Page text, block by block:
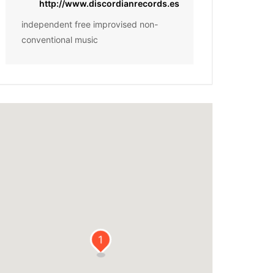
http://www.discordianrecords.es
independent free improvised non-
conventional music
1